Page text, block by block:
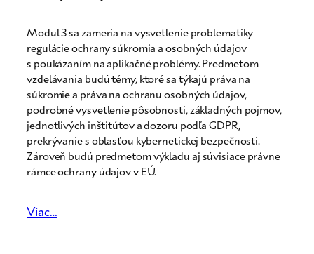
Modul 3 sa zameria na vysvetlenie problematiky
regulácie ochrany súkromia a osobných údajov
s poukázaním na aplikačné problémy. Predmetom
vzdelávania budú témy, ktoré sa týkajú práva na
súkromie a práva na ochranu osobných údajov,
podrobné vysvetlenie pôsobnosti, základných pojmov,
jednotlivých inštitútov a dozoru podľa GDPR,
prekrývanie s oblasťou kybernetickej bezpečnosti.
Zároveň budú predmetom výkladu aj súvisiace právne
rámce ochrany údajov v EÚ.
Viac…